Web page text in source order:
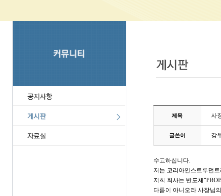
제목 사
글쓴이 강
수고하십니다.
저는 코리아인스트루먼
저희 회사는 반도체
다름이 아니오라 사장님